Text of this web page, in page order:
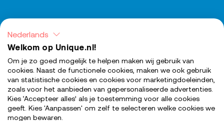
Nederlands
Welkom op Unique.nl!
Om je zo goed mogelijk te helpen maken wij gebruik van
cookies. Naast de functionele cookies, maken we ook gebruik
van statistische cookies en cookies voor marketingdoeleinden,
zoals voor het aanbieden van gepersonaliseerde advertenties.
Kies ‘Accepteer alles’ als je toestemming voor alle cookies
geeft. Kies 'Aanpassen' om zelf te selecteren welke cookies we
mogen bewaren.